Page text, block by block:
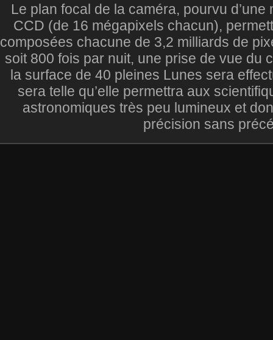
Le plan focal de la caméra, pourvu
CCD (de 16 mégapixels chacun),
composées chacune de 3,2 milliards de
soit 800 fois par nuit, une prise de vue du
la surface de 40 pleines Lunes sera
sera telle qu’elle permettra aux
astronomiques très peu lumineux et
précision sans